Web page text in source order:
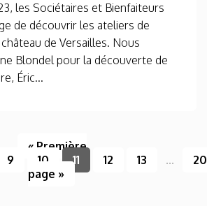
les Sociétaires et Bienfaiteurs
de découvrir les ateliers de
de Versailles. Nous
Blondel pour la découverte de
Éric...
« Première
9 10 11 12 13 ...
20
page »